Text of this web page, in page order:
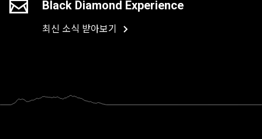
Black Diamond Experience
최신 소식 받아보기